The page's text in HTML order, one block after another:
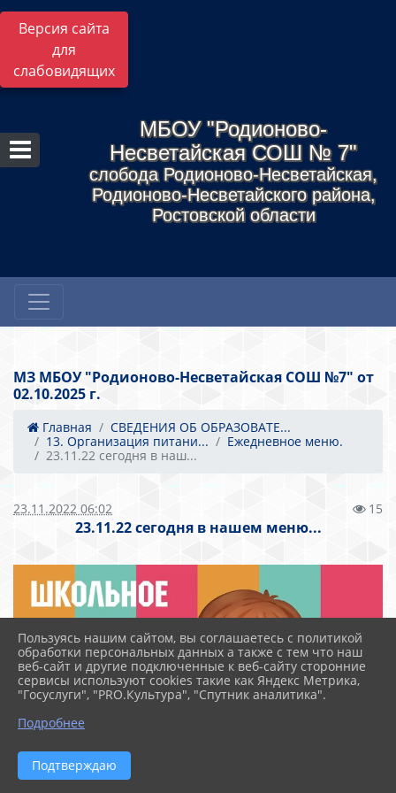
Версия сайта
для
слабовидящих
МБОУ "Родионово-
Несветайская СОШ № 7"
слобода Родионово-Несветайская,
Родионово-Несветайского района,
Ростовской области
МЗ МБОУ "Родионово-Несветайская СОШ №7" от
02.10.2025 г.
Главная
СВЕДЕНИЯ ОБ ОБРАЗОВАТЕ...
13. Организация питани...
Ежедневное меню.
23.11.22 сегодня в наш...
23.11.2022 06:02 15
23.11.22 сегодня в нашем меню...
Пользуясь нашим сайтом, вы соглашаетесь с политикой
обработки персональных данных а также с тем что наш
веб-сайт и другие подключенные к веб-сайту сторонние
сервисы используют cookies такие как Яндекс Метрика,
"Госуслуги", "PRO.Культура", "Спутник аналитика".
Подробнее
Подтверждаю